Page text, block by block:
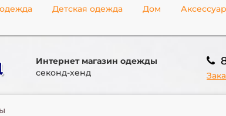
Детская одежда Дом
Интернет магазин одежды
секонд-хенд